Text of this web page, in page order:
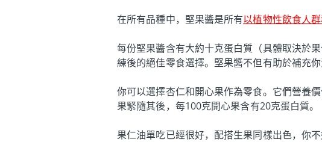
在所有品種中，堅果醬是所有以植物性飲食人
每份堅果醬含有大約十克蛋白質（具體取決於
練後的絕佳零食選擇。堅果醬不但有助於補充
你可以選擇杏仁和開心果作為零食。它們營養
果緊隨其後，每100克開心果含有20克蛋白質。
果仁油單吃已經很好，配搭生果同樣出色，你